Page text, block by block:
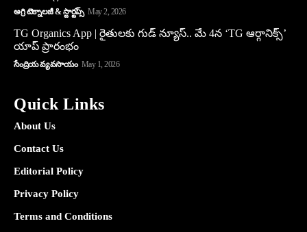
అగ్రి టెక్నాలజీ & స్టార్టప్స్ May 2, 2026
TG Organics App | రైతులకు గుడ్ న్యూస్.. మే 4న ‘TG ఆర్గానిక్స్’
యాప్ ప్రారంభం
సేంద్రియ వ్యవసాయం May 1, 2026
Quick Links
About Us
Contact Us
Editorial Policy
Privacy Policy
Terms and Conditions